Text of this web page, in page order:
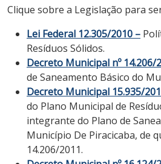
Clique sobre a Legislação para
Lei Federal 12.305/2010 –
Resíduos Sólidos.
Decreto Municipal nº 14.206/
de Saneamento Básico do
Decreto Municipal 15.935/
do Plano Municipal de
integrante do Plano de
Município De Piracicaba, de
14.206/2011.